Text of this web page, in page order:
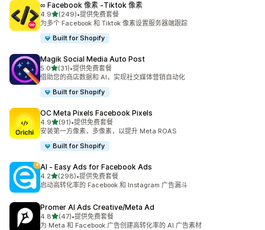
∞ Facebook 像素 ‑Tiktok 像素
4.9星（满分 5 星）
(249)
总共 249 条评论
•提供免费套餐
为多个 Facebook 和 Tiktok 像素设置服务器端跟踪
Built for Shopify
Magik Social Media Auto Post
5.0星（满分 5 星）
(31)
总共 31 条评论
•提供免费套餐
借助您的商店数据和 AI，实现社交媒体营销自动化
Built for Shopify
OC Meta Pixels Facebook Pixels
4.9星（满分 5 星）
(91)
总共 91 条评论
•提供免费套餐
安装第一方像素，多像素，以提升 Meta ROAS
Built for Shopify
AI ‑ Easy Ads for Facebook Ads
4.2星（满分 5 星）
(298)
总共 298 条评论
•提供免费套餐
启动高转化率的 Facebook 和 Instagram 广告漏斗
Promer AI Ads Creative/Meta Ad
4.8星（满分 5 星）
(47)
总共 47 条评论
•提供免费套餐
为 Meta 和 Facebook 广告创建高转化率的 AI 广告素材